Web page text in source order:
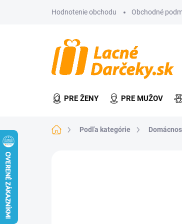
Hodnotenie obchodu Obchodné
PRE ŽENY PRE MUŽOV
DomovPodľa kategórie